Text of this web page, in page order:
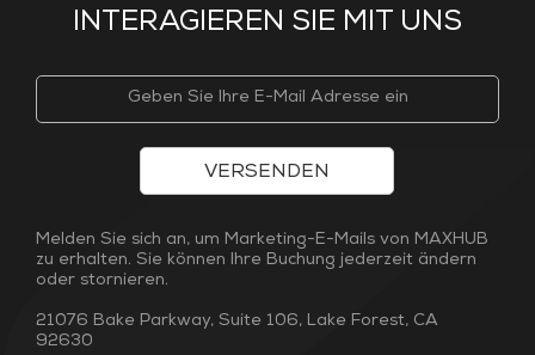
INTERAGIEREN SIE MIT UNS
VERSENDEN
Melden Sie sich an, um Marketing-E-Mails von MAXHUB
zu erhalten. Sie können Ihre Buchung jederzeit ändern
oder stornieren.
21076 Bake Parkway, Suite 106, Lake Forest, CA
92630